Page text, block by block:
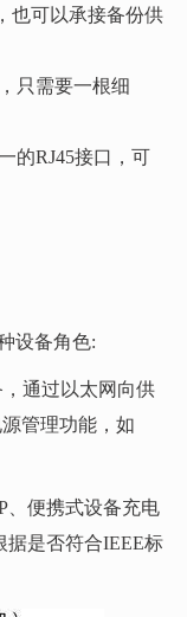
也可以承接备份供
只需要一根细
的RJ45接口，可
设备角色:
，通过以太网向供
管理功能，如
、便携式设备充电
据是否符合IEEE标